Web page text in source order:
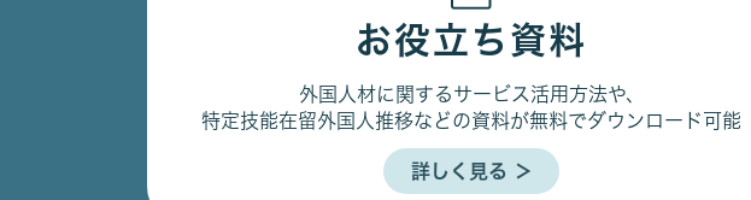
お役立ち資料
外国人材に関するサービス活用方法や、
特定技能在留外国人推移などの資料が無料でダウンロード可能
詳しく見る ＞